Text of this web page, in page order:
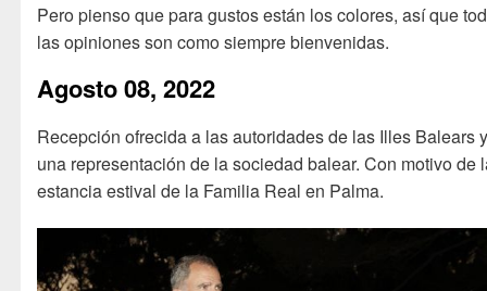
Pero pienso que para gustos están los colores, así que
las opiniones son como siempre bienvenidas.
Agosto 08, 2022
Recepción ofrecida a las autoridades de las Illes Balears
una representación de la sociedad balear. Con motivo de
estancia estival de la Familia Real en Palma.